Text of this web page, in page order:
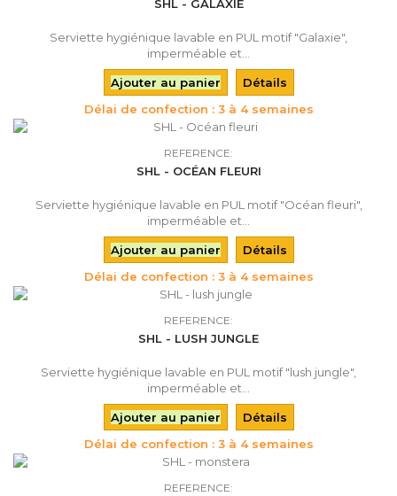
SHL - GALAXIE
Serviette hygiénique lavable en PUL motif "Galaxie",
imperméable et...
Ajouter au panier
Détails
Délai de confection : 3 à 4 semaines
REFERENCE:
SHL - OCÉAN FLEURI
Serviette hygiénique lavable en PUL motif "Océan fleuri",
imperméable et...
Ajouter au panier
Détails
Délai de confection : 3 à 4 semaines
REFERENCE:
SHL - LUSH JUNGLE
Serviette hygiénique lavable en PUL motif "lush jungle",
imperméable et...
Ajouter au panier
Détails
Délai de confection : 3 à 4 semaines
REFERENCE: